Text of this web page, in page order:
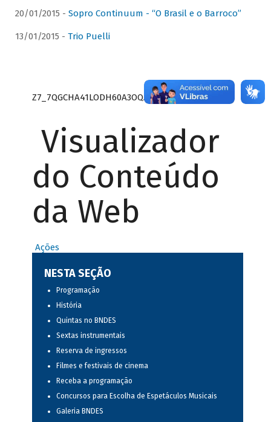
20/01/2015 - Sopro Continuum - “O Brasil e o Barroco”
13/01/2015 - Trio Puelli
Z7_7QGCHA41LODH60A3OQA8RN1415
Visualizador
do Conteúdo
da Web
Ações
NESTA SEÇÃO
Programação
História
Quintas no BNDES
Sextas instrumentais
Reserva de ingressos
Filmes e festivais de cinema
Receba a programação
Concursos para Escolha de Espetáculos Musicais
Galeria BNDES